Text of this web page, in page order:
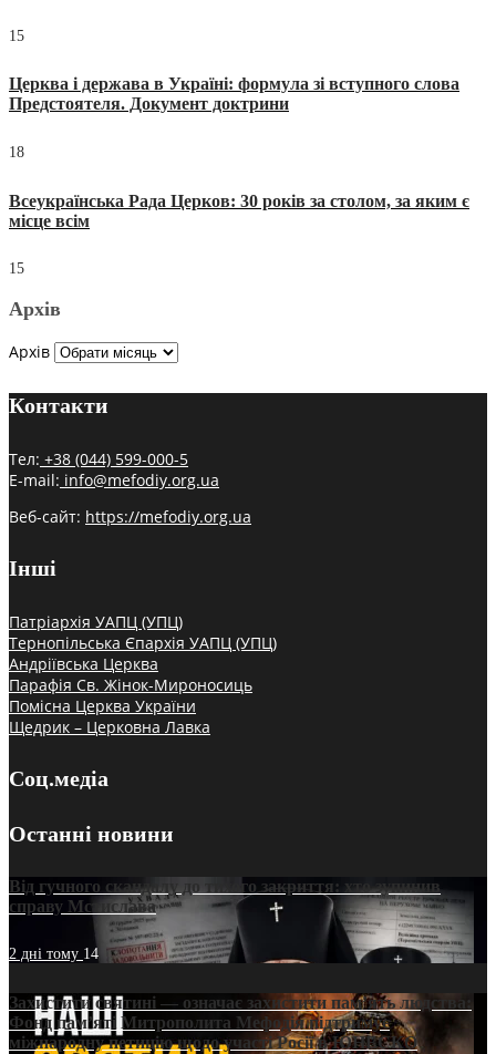
15
Церква і держава в Україні: формула зі вступного слова
Предстоятеля. Документ доктрини
18
Всеукраїнська Рада Церков: 30 років за столом, за яким є
місце всім
15
Архів
Архів
Контакти
Тел: +38 (044) 599-000-5
E-mail: info@mefodiy.org.ua
Веб-сайт: https://mefodiy.org.ua
Інші
Патріархія УАПЦ (УПЦ)
Тернопільська Єпархія УАПЦ (УПЦ)
Андріївська Церква
Парафія Св. Жінок-Мироносиць
Помісна Церква України
Щедрик – Церковна Лавка
Соц.медіа
Останні новини
Від гучного скандалу до тихого закриття: хто зупинив
справу Мстислава
2 дні тому 14
Захистити святині — означає захистити пам’ять людства:
Фонд пам’яті Митрополита Мефодія підтримує
міжнародну петицію щодо участі Росії в ЮНЕСКО